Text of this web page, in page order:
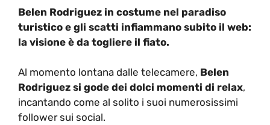
Belen Rodriguez in costume nel paradiso
turistico e gli scatti infiammano subito il web:
la visione è da togliere il fiato.
Al momento lontana dalle telecamere, Belen
Rodriguez si gode dei dolci momenti di relax,
incantando come al solito i suoi numerosissimi
follower sui social.